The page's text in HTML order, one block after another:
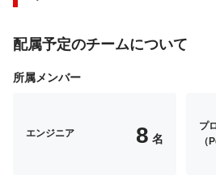
配属予定のチームについて
所属メンバー
エンジニア 8 名
プ
（